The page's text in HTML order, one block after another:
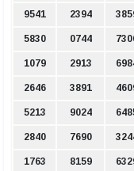
9541 2394
5830 0744
1079 2913
2646 3891
5213 9024
2840 7690
1763 8159